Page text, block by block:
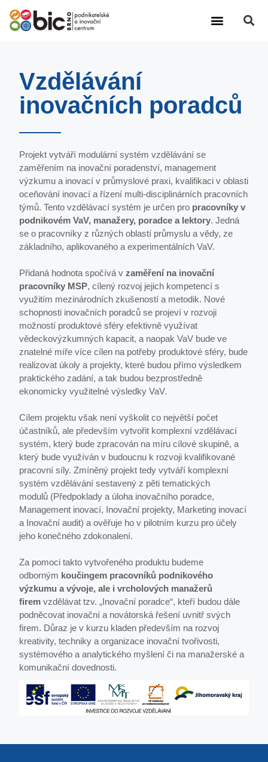
Vzdělávání
inovačních poradců
Projekt vytváří modulární systém vzdělávání se
zaměřením na inovační poradenství, management
výzkumu a inovací v průmyslové praxi, kvalifikaci v oblasti
oceňování inovací a řízení multi-disciplinárních pracovních
týmů. Tento vzdělávací systém je určen pro pracovníky v
podnikovém VaV, manažery, poradce a lektory. Jedná
se o pracovníky z různých oblastí průmyslu a vědy, ze
základního, aplikovaného a experimentálních VaV.
Přidaná hodnota spočívá v zaměření na inovační
pracovníky MSP, cílený rozvoj jejich kompetencí s
využitím mezinárodních zkušeností a metodik. Nové
schopnosti inovačních poradců se projeví v rozvoji
možností produktové sféry efektivně využívat
vědeckovýzkumných kapacit, a naopak VaV bude ve
znatelné míře více cílen na potřeby produktové sféry, bude
realizovat úkoly a projekty, které budou přímo výsledkem
praktického zadání, a tak budou bezprostředně
ekonomicky využitelné výsledky VaV.
Cílem projektu však není vyškolit co největší počet
účastníků, ale především vytvořit komplexní vzdělávací
systém, který bude zpracován na míru cílové skupině, a
který bude využíván v budoucnu k rozvoji kvalifikované
pracovní síly. Zmíněný projekt tedy vytváří komplexní
systém vzdělávání sestavený z pěti tematických
modulů (Předpoklady a úloha inovačního poradce,
Management inovací, Inovační projekty, Marketing inovací
a Inovační audit) a ověřuje ho v pilotním kurzu pro účely
jeho konečného zdokonalení.
Za pomoci takto vytvořeného produktu budeme
odborným koučingem pracovníků podnikového
výzkumu a vývoje, ale i vrcholových manažerů
firem vzdělávat tzv. „Inovační poradce“, kteří budou dále
podněcovat inovační a novátorská řešení uvnitř svých
firem. Důraz je v kurzu kladen především na rozvoj
kreativity, techniky a organizace inovační tvořivosti,
systémového a analytického myšlení či na manažerské a
komunikační dovednosti.